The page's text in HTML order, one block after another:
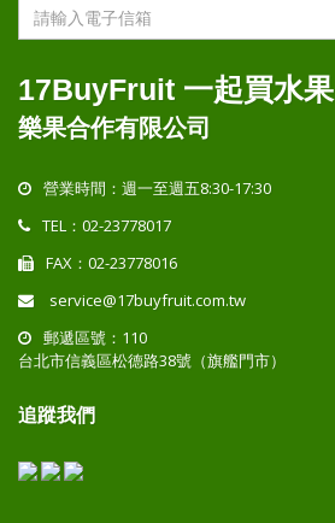
17BuyFruit 一起買水果
樂果合作有限公司
營業時間：週一至週五8:30-17:30
TEL：02-23778017
FAX：02-23778016
service@17buyfruit.com.tw
郵遞區號：110
台北市信義區松德路38號（旗艦門市）
追蹤我們